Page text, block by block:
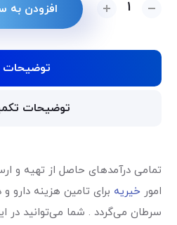
افزودن به
توضیحات
توضیحات
تمامی درآمدهای حاصل از تهیه و
امور خیریه برای تامین هزینه دارو و
سرطان می‌گردد . شما می‌توانید در